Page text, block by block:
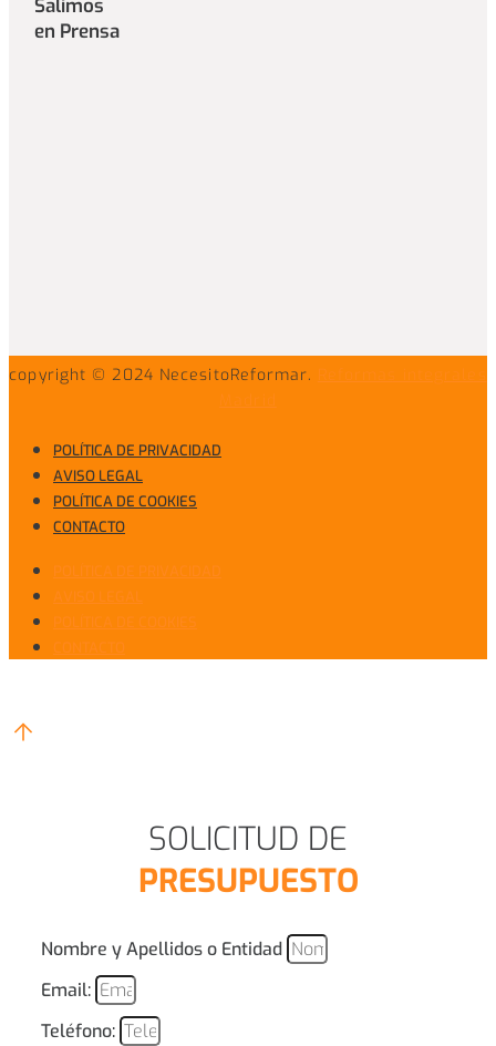
Salimos
en Prensa
copyright © 2024 NecesitoReformar.
Madrid
POLÍTICA DE PRIVACIDAD
AVISO LEGAL
POLÍTICA DE COOKIES
CONTACTO
POLÍTICA DE PRIVACIDAD
AVISO LEGAL
POLÍTICA DE COOKIES
CONTACTO
SOLICITUD DE
PRESUPUESTO
Nombre y Apellidos o Entidad
Email:
Teléfono: